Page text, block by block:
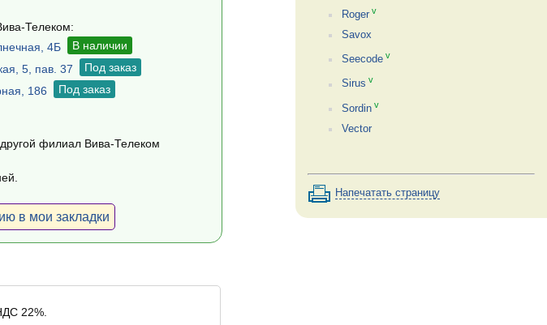
Roger v
Savox
Seecode v
Sirus v
Sordin v
Vector
Напечатать страницу
Телеком:
4Б
В наличии
5, пав. 37
Под заказ
186 Под заказ
филиал Вива-Телеком
в мои закладки
22%.